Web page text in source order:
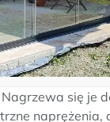
się je
naprężenia,